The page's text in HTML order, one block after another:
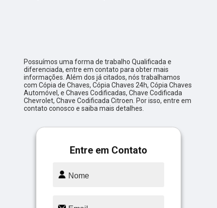
Possuímos uma forma de trabalho Qualificada e
diferenciada, entre em contato para obter mais
informações. Além dos já citados, nós trabalhamos
com Cópia de Chaves, Cópia Chaves 24h, Cópia Chaves
Automóvel, e Chaves Codificadas, Chave Codificada
Chevrolet, Chave Codificada Citroen. Por isso, entre em
contato conosco e saiba mais detalhes.
Entre em Contato